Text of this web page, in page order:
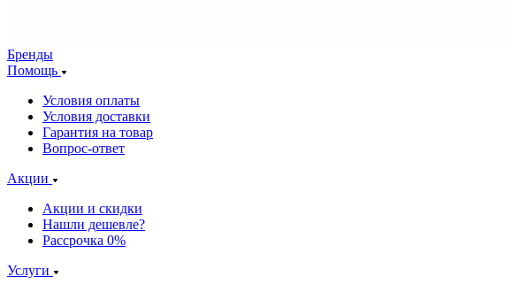
Бренды
Помощь
Условия оплаты
Условия доставки
Гарантия на товар
Вопрос-ответ
Акции
Акции и скидки
Нашли дешевле?
Рассрочка 0%
Услуги